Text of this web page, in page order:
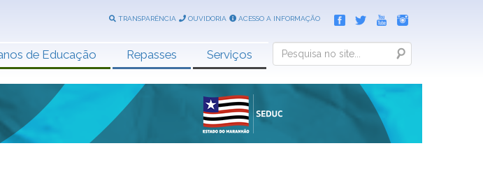
TRANSPARÊNCIA OUVIDORIA ACESSO A INFORMAÇÃO
de Educação Repasses Serviços Search